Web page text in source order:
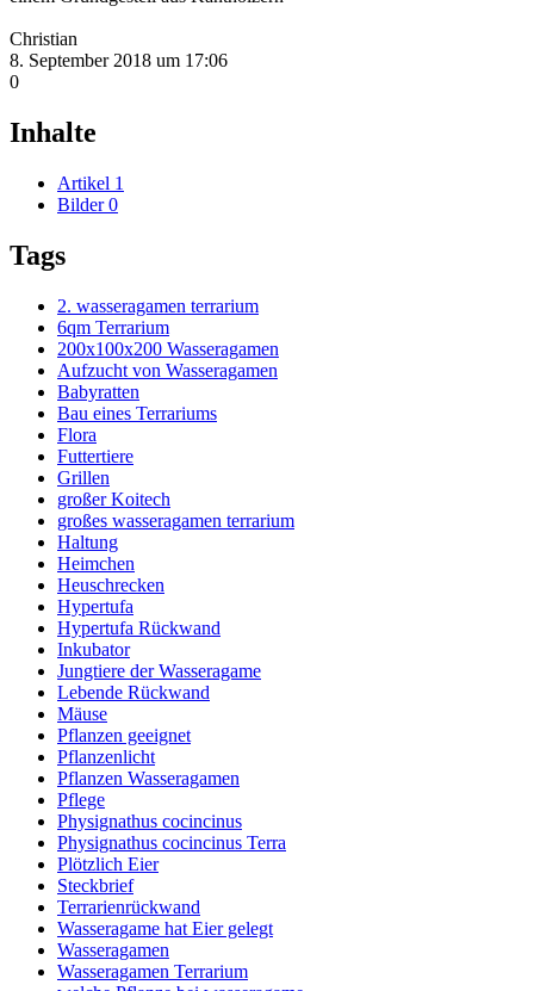
Christian
8. September 2018 um 17:06
0
Inhalte
Artikel 1
Bilder 0
Tags
2. wasseragamen terrarium
6qm Terrarium
200x100x200 Wasseragamen
Aufzucht von Wasseragamen
Babyratten
Bau eines Terrariums
Flora
Futtertiere
Grillen
großer Koitech
großes wasseragamen terrarium
Haltung
Heimchen
Heuschrecken
Hypertufa
Hypertufa Rückwand
Inkubator
Jungtiere der Wasseragame
Lebende Rückwand
Mäuse
Pflanzen geeignet
Pflanzenlicht
Pflanzen Wasseragamen
Pflege
Physignathus cocincinus
Physignathus cocincinus Terra
Plötzlich Eier
Steckbrief
Terrarienrückwand
Wasseragame hat Eier gelegt
Wasseragamen
Wasseragamen Terrarium